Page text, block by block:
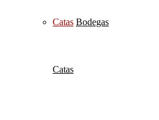
Catas Bodegas
Catas